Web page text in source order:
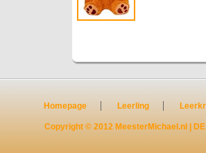
Homepage Leerling
Copyright © 2012 MeesterMichael.nl